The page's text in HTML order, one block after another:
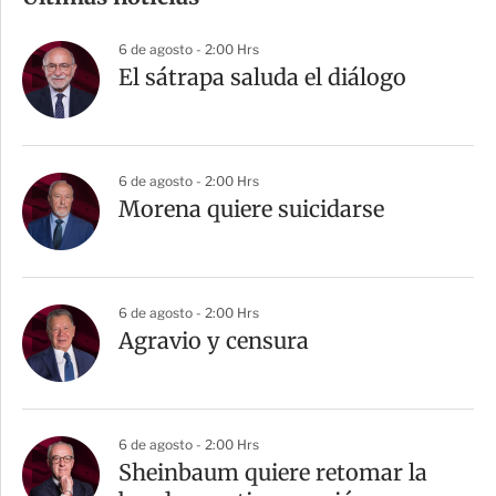
p
a
r
t
6 de agosto - 2:00 Hrs
El sátrapa saluda el diálogo
6 de agosto - 2:00 Hrs
Morena quiere suicidarse
6 de agosto - 2:00 Hrs
Agravio y censura
6 de agosto - 2:00 Hrs
Sheinbaum quiere retomar la